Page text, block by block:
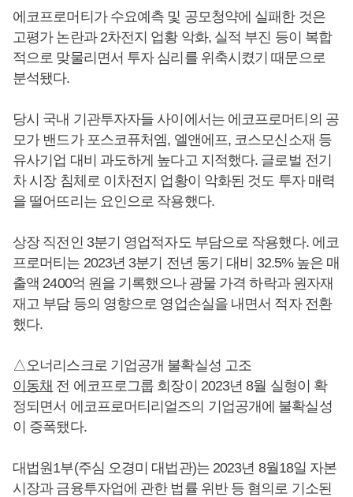
에코프로머티가 수요예측 및 공모청약에 실패한 것은
고평가 논란과 2차전지 업황 악화, 실적 부진 등이 복합
적으로 맞물리면서 투자 심리를 위축시켰기 때문으로
분석됐다.
당시 국내 기관투자자들 사이에서는 에코프로머티의 공
모가 밴드가 포스코퓨처엠, 엘앤에프, 코스모신소재 등
유사기업 대비 과도하게 높다고 지적했다. 글로벌 전기
차 시장 침체로 이차전지 업황이 악화된 것도 투자 매력
을 떨어뜨리는 요인으로 작용했다.
상장 직전인 3분기 영업적자도 부담으로 작용했다. 에코
프로머티는 2023년 3분기 전년 동기 대비 32.5% 높은 매
출액 2400억 원을 기록했으나 광물 가격 하락과 원자재
재고 부담 등의 영향으로 영업손실을 내면서 적자 전환
했다.
△오너리스크로 기업공개 불확실성 고조
이동채 전 에코프로그룹 회장이 2023년 8월 실형이 확
정되면서 에코프로머티리얼즈의 기업공개에 불확실성
이 증폭됐다.
대법원1부(주심 오경미 대법관)는 2023년 8월18일 자본
시장과 금융투자업에 관한 법률 위반 등 혐의로 기소된